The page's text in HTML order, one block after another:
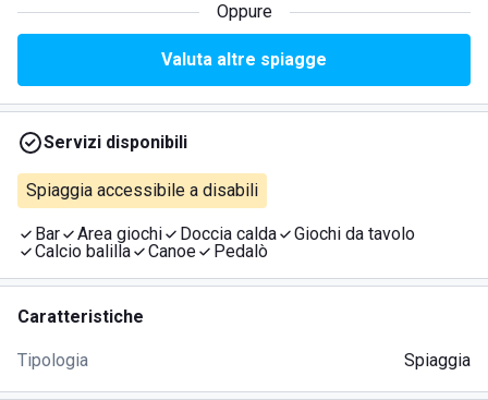
Oppure
Valuta altre spiagge
Servizi disponibili
Spiaggia accessibile a disabili
Bar Area giochi Doccia calda
Giochi da tavolo
Calcio balilla
Canoe Pedalò
Caratteristiche
Tipologia Spiaggia